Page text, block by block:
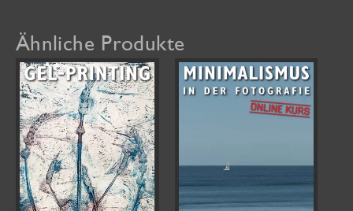
Ähnliche Produkte